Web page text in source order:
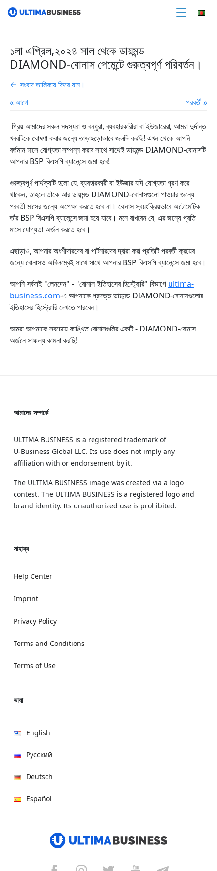
১লা এপ্রিল,২০২৪ সাল থেকে ডায়মন্ড
DIAMOND-বোনাস পেমেন্টে গুরুত্বপূর্ণ পরিবর্তন।
সংবাদ তালিকায় ফিরে যান।
« আগে
পরবর্তী »
প্রিয় আমাদের সকল সদস্যরা ও বন্ধুরা, ব্যবহারকারীরা বা ইউজারেরা, আমরা দুর্দান্ত
খবরটিকে ঘোষণা করার জন্যে তাড়াহুড়োভাবে জলদি করছি! এখন থেকে আপনি
বর্তমান মাসে যোগ্যতা সম্পন্ন করার সাথে সাথেই ডায়মন্ড DIAMOND-বোনাসটি
আপনার BSP বিএসপি ব্যালেন্সে জমা হবে!
গুরুত্বপূর্ণ পার্থক্যটি হলো যে, ব্যবহারকারী বা ইউজার যদি যোগ্যতা পূরণ করে
থাকেন, তাহলে তাঁকে আর ডায়মন্ড DIAMOND-বোনাসগুলো পাওয়ার জন্যে
পরবর্তী মাসের জন্যে অপেক্ষা করতে হবে না। বোনাস স্বয়ংক্রিয়ভাবে অটোমেটিক
তাঁর BSP বিএসপি ব্যালেন্সে জমা হয়ে যাবে। মনে রাখবেন যে, এর জন্যে প্রতি
মাসে যোগ্যতা অর্জন করতে হবে।
এছাড়াও, আপনার অংশীদারদের বা পার্টনারদের দ্বারা করা প্রতিটি পরবর্তী ক্রয়ের
জন্যে বোনাসও অবিলম্বেই সাথে সাথে আপনার BSP বিএসপি ব্যালেন্সে জমা হবে।
আপনি সর্বদাই "লেনদেন" - "বোনাস ইতিহাসের হিস্ট্রোরি" বিভাগে ultima-
business.com-এ আপনাকে প্রদত্ত ডায়মন্ড DIAMOND-বোনাসগুলোর
ইতিহাসের হিস্ট্রোরি দেখতে পারবেন।
আমরা আপনাকে সবচেয়ে কাঙ্খিত বোনাসগুলির একটি - DIAMOND-বোনাস
অর্জনে সাফল্য কামনা করছি!
আমাদের সম্পর্কে
ULTIMA BUSINESS is a registered trademark of
U‑Business Global LLC. Its use does not imply any
affiliation with or endorsement by it.
The ULTIMA BUSINESS image was created via a logo
contest. The ULTIMA BUSINESS is a registered logo and
brand identity. Its unauthorized use is prohibited.
সাহায্য
Help Center
Imprint
Privacy Policy
Terms and Conditions
Terms of Use
ভাষা
English
Русский
Deutsch
Español